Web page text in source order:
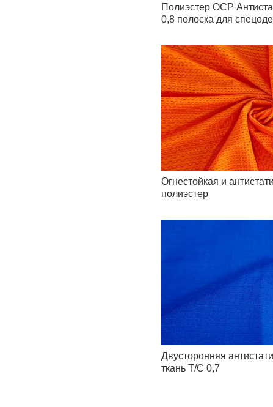
Полиэстер ОСР
0,8 полоска для
Огнестойкая и
полиэстер
Двусторонняя
ткань T/C 0,7